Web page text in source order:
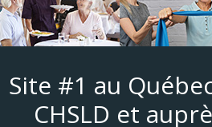
Site #1 au
CHSLD et